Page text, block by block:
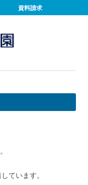
資料請求
ています。